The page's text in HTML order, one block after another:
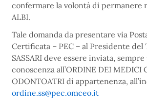
confermare la volontà di permanere
ALBI.
Tale domanda da presentare via
Certificata – PEC – al Presidente del
SASSARI deve essere inviata,
conoscenza all’ORDINE DEI MEDICI
ODONTOATRI di appartenenza,
ordine.ss@pec.omceo.it